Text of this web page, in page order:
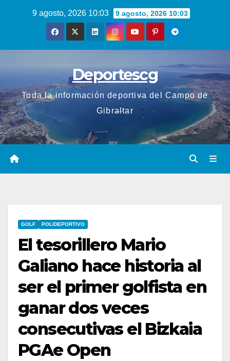
9 agosto, 2026 10:03 9 agosto, 2026 10:03
Deportescg
Toda la información deportiva del Campo de
Gibraltar
GOLF POLIDEPORTIVO
El tesorillero Mario
Galiano hace historia al
ser el primer golfista en
ganar dos veces
consecutivas el Bizkaia
PGAe Open